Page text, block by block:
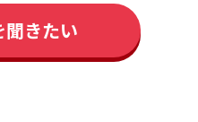
聞きたい